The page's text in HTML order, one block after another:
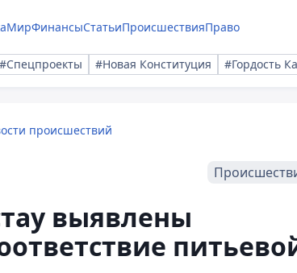
МирФинансыСтатьиПроисшествияПраво
#Спецпроекты #Новая Конституция #Гордость
происшествий
выявлены